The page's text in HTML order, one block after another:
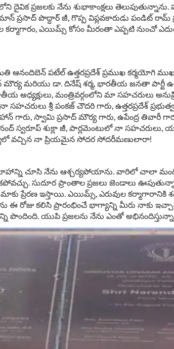
దైవిక ప్రజలకు నేను శుభాకాంక్షలు
పొద్దార్ జీ, గొప్ప విప్లవకారుడు పండిట్ రామ్
కర్మాగారం, ఎయిమ్స్ కోసం మీరంతా ఎప్పటి నుంచో
ఆనందిబెన్ పటేల్ ఉత్తరప్రదేశ్ ప్రముఖ కర్మయోగి
మౌర్య మరియు డా. దినేష్ శర్మ, భారతీయ జనతా పార్టీ
జాతీయ అధ్యక్షులు, మంత్రివర్గంలోని మా సహచరులు
శ్రీ పంకజ్ చౌదరి గారు, ఉత్తరప్రదేశ్ ప్రభుత్వ
గారు, స్వామి ప్రసాద్ మౌర్య గారు, ఉపేంద్ర తివారీ
స్వరూప్ శుక్లా జీ, పార్లమెంటులో నా సహచరులు,
వచ్చిన నా ప్రియమైన సోదర సోదరీమణులారా!
చూసి నేను ఆశ్చర్యపోయాను. వారిలో చాలా
సుదూర ప్రాంతాల ప్రజలు జెండాలు
ప్రేరణ ఇస్తాయి. ఎయిమ్స్, ఎరువుల కర్మాగారానికి
ఈ రోజు కలిసి ప్రారంభించే భాగ్యాన్ని మీరు నాకు
పొందింది. యుపి ప్రజలను నేను ఎంతో